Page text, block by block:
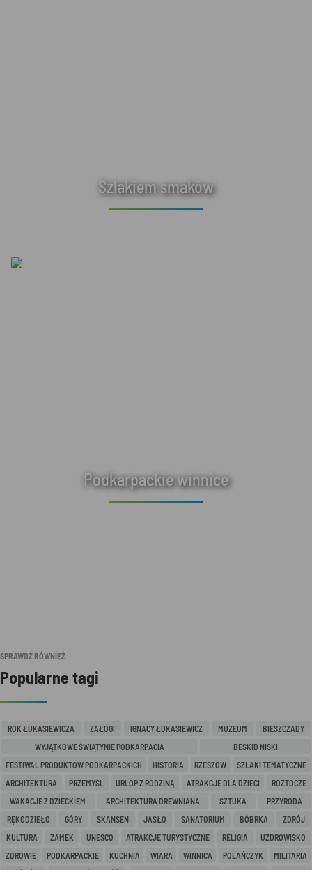
Szlakiem smaków
Podkarpackie winnice
SPRAWDŹ RÓWNIEŻ
Popularne tagi
ROK ŁUKASIEWICZA ZAŁOGI IGNACY ŁUKASIEWICZ MUZEUM
BIESZCZADY
WYJĄTKOWE ŚWIĄTYNIE PODKARPACIA
BESKID NISKI
FESTIWAL PRODUKTÓW PODKARPACKICH
HISTORIA RZESZÓW
SZLAKI TEMATYCZNE
ARCHITEKTURA
PRZEMYŚL URLOP Z RODZINĄ ATRAKCJE DLA DZIECI
ROZTOCZE
WAKACJE Z DZIECKIEM
ARCHITEKTURA DREWNIANA SZTUKA
PRZYRODA
RĘKODZIEŁO
GÓRY SKANSEN JASŁO SANATORIUM BÓBRKA
ZDRÓJ
KULTURA
ZAMEK UNESCO ATRAKCJE TURYSTYCZNE RELIGIA
UZDROWISKO
ZDROWIE
PODKARPACKIE KUCHNIA WIARA WINNICA POLAŃCZYK
MILITARIA